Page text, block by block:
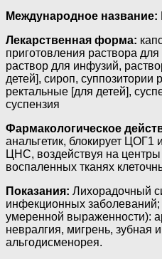
Международное название:
Лекарственная форма:
приготовления раствора
раствор для инфузий,
детей], сироп, суппозитории
ректальные [для детей],
суспензия
Фармакологическое
анальгетик, блокирует
ЦНС, воздействуя на
воспаленных тканях
Показания: Лихорадочный
инфекционных
умеренной выраженности):
невралгия, мигрень, зубная
альгодисменорея.